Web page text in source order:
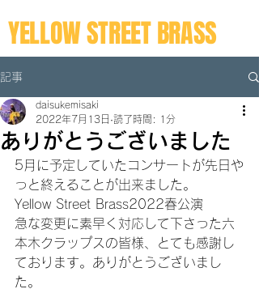
YELLOW STREET BRASS
記事
ありがとうございました
daisukemisaki
2022年7月13日 読了時間: 1分
5月に予定していたコンサートが先日や
っと終えることが出来ました。
Yellow Street Brass2022春公演
急な変更に素早く対応して下さった六
本木クラップスの皆様、とても感謝し
ております。ありがとうございまし
た。